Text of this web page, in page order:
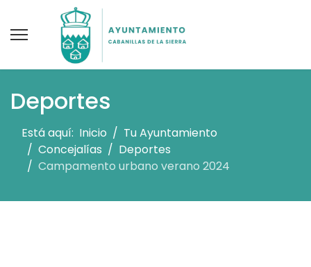
Deportes
Está aquí: Inicio
Tu Ayuntamiento
Concejalías
Deportes
Campamento urbano verano 2024